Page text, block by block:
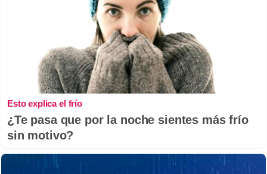
Esto explica el frío
¿Te pasa que por la noche sientes más frío
sin motivo?